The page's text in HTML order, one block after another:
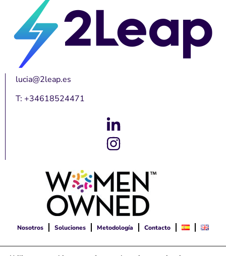
lucia@2leap.es
T: +34618524471
Nosotros Soluciones Metodología Contacto
© 2023 2Leap – All Rights Reserved. – Aviso Legal Política de privacidad